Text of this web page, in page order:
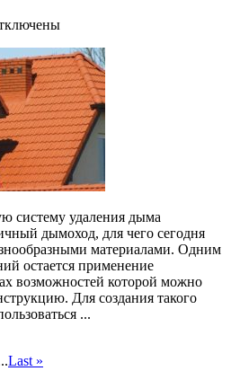
систему удаления дыма
дымоход, для чего сегодня
материалами. Одним
остается применение
возможностей которой можно
Для создания такого
...
Last »